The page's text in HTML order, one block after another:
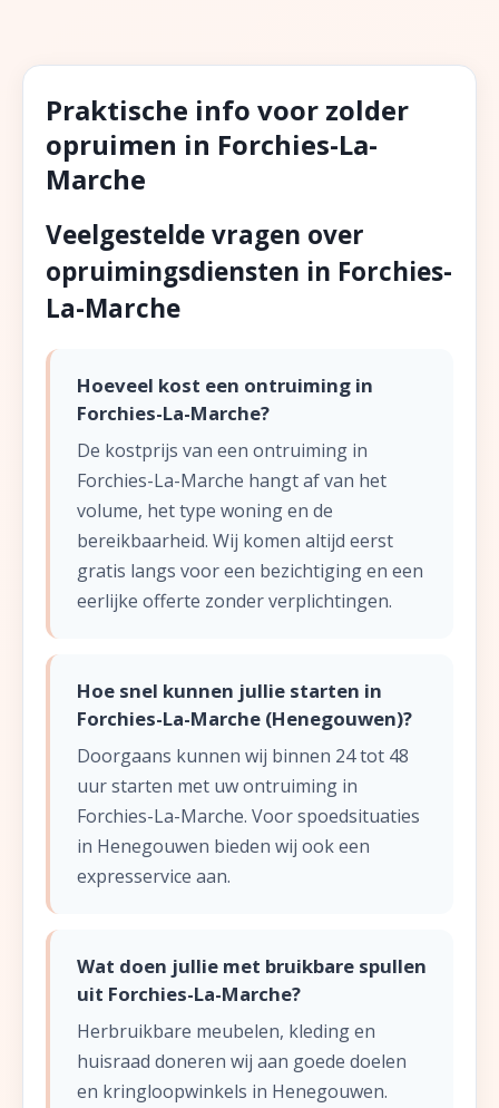
Praktische info voor zolder
opruimen in Forchies-La-
Marche
Veelgestelde vragen over
opruimingsdiensten in Forchies-
La-Marche
Hoeveel kost een ontruiming in
Forchies-La-Marche?
De kostprijs van een ontruiming in
Forchies-La-Marche hangt af van het
volume, het type woning en de
bereikbaarheid. Wij komen altijd eerst
gratis langs voor een bezichtiging en een
eerlijke offerte zonder verplichtingen.
Hoe snel kunnen jullie starten in
Forchies-La-Marche (Henegouwen)?
Doorgaans kunnen wij binnen 24 tot 48
uur starten met uw ontruiming in
Forchies-La-Marche. Voor spoedsituaties
in Henegouwen bieden wij ook een
expresservice aan.
Wat doen jullie met bruikbare spullen
uit Forchies-La-Marche?
Herbruikbare meubelen, kleding en
huisraad doneren wij aan goede doelen
en kringloopwinkels in Henegouwen.